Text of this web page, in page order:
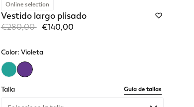
Online selection
Vestido largo plisado
Price reduced from
€280,00to€140,00
Color: Violeta
Talla
Guía de tallas